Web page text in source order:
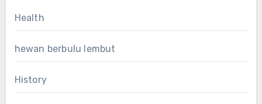
Health
hewan berbulu lembut
History